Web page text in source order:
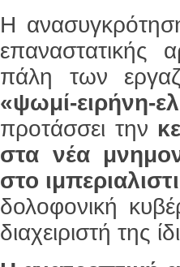
Η
επαναστατικής
πάλη των
«ψωμί-ειρήνη-
προτάσσει την
στα νέα
στο
δολοφονική
διαχειριστή της